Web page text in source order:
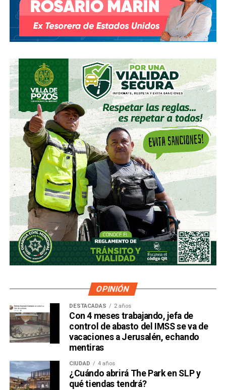
OPINIÓN
DESTACADAS 2 años
Con 4 meses trabajando, jefa de
control de abasto del IMSS se va de
vacaciones a Jerusalén, echando
mentiras
CIUDAD 4 años
¿Cuándo abrirá The Park en SLP y
qué tiendas tendrá?